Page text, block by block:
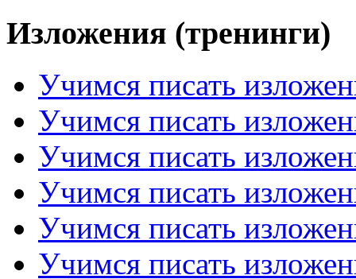
Изложения (тренинги)
Учимся писать
Учимся писать
Учимся писать
Учимся писать
Учимся писать
Учимся писать